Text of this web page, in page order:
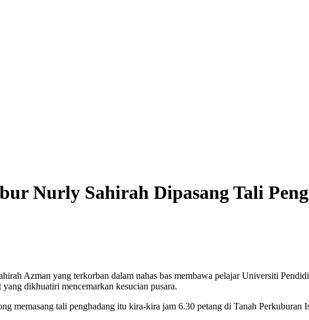
Nurly Sahirah Dipasang Tali
Azman yang terkorban dalam nahas bas membawa pelajar Universiti
dikhuatiri mencemarkan kesucian pusara.
memasang tali penghadang itu kira-kira jam 6.30 petang di Tanah